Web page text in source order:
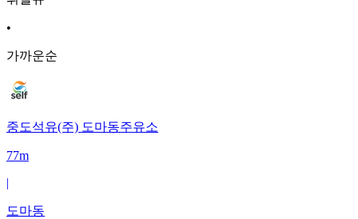
•
가까운순
중도석유(주) 도마동주유소
77m
|
도마동